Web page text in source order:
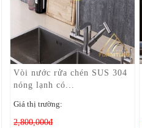
Vòi nước rửa chén SUS 304
nóng lạnh có...
Giá thị trường:
2,800,000đ